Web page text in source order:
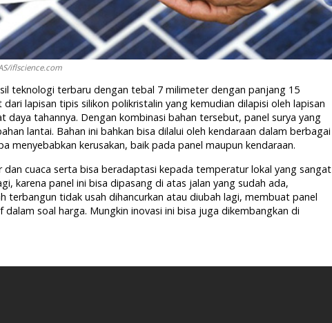
iflscience.com
teknologi terbaru dengan tebal 7 milimeter dengan panjang 15
lapisan tipis silikon polikristalin yang kemudian dilapisi oleh lapisan
daya tahannya. Dengan kombinasi bahan tersebut, panel surya yang
lantai. Bahan ini bahkan bisa dilalui oleh kendaraan dalam berbagai
menyebabkan kerusakan, baik pada panel maupun kendaraan.
dan cuaca serta bisa beradaptasi kepada temperatur lokal yang sangat
karena panel ini bisa dipasang di atas jalan yang sudah ada,
terbangun tidak usah dihancurkan atau diubah lagi, membuat panel
dalam soal harga. Mungkin inovasi ini bisa juga dikembangkan di